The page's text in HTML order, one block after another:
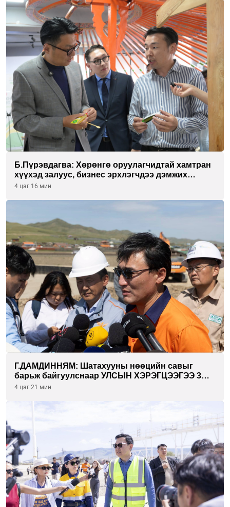
Б.Пүрэвдагва: Хөрөнгө оруулагчидтай хамтран
хүүхэд залуус, бизнес эрхлэгчдээ дэмжих
инкубатор төвүүдийг хотын захын
4 цаг 16 мин
Г.ДАМДИННЯМ: Шатахууны нөөцийн савыг
барьж байгуулснаар УЛСЫН ХЭРЭГЦЭЭГЭЭ 3
САРААР НӨӨЦЛӨДӨГ болно
4 цаг 21 мин